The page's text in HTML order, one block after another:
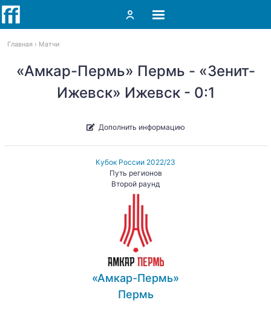
Главная Матчи
«Амкар-Пермь» Пермь - «Зенит-
Ижевск» Ижевск - 0:1
Дополнить информацию
Кубок России 2022/23
Путь регионов
Второй раунд
«Амкар-Пермь»
Пермь